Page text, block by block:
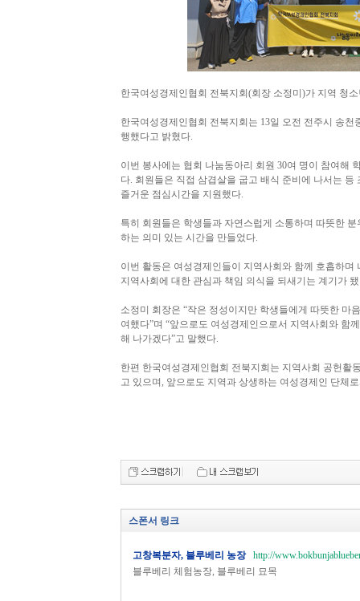
한국여성경제인협회 전북지회(회장 소정미)가 지역 청
한국여성경제인협회 전북지회는 13일 오전 전주시 송
행했다고 밝혔다.
이번 봉사에는 협회 나눔동아리 회원 30여 명이 참여해
다. 회원들은 직접 삼겹살을 굽고 배식 준비에 나서는
즐거운 점심시간을 지원했다.
특히 회원들은 학생들과 자연스럽게 소통하며 따뜻한
하는 의미 있는 시간을 만들었다.
이번 활동은 여성경제인들이 지역사회와 함께 호흡하
지역사회에 대한 관심과 책임 의식을 되새기는 계기가
소정미 회장은 “작은 정성이지만 학생들에게 따뜻한 마
여했다”며 “앞으로도 여성경제인으로서 지역사회와 함
해 나가겠다”고 말했다.
한편 한국여성경제인협회 전북지회는 지역사회 공헌활
고 있으며, 앞으로도 지역과 상생하는 여성경제인 단체
스폰서 링크
고창복분자, 블루베리 농장 http://
블루베리 체험농장, 블루베리 묘목